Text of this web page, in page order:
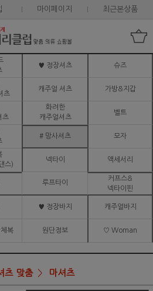
마이페이지 최근본상품
♥ 정장셔츠 슈즈
츠
캐주얼 셔츠 가방&지갑
츠
화려한
캐주얼셔츠
벨트
# 망사셔츠 모자
스)
넥타이 액세서리
루프타이
커프스&
넥타이핀
♥ 정장바지 캐주얼바지
복 원단정보 ♡ Woman
츠 맞춤 마셔츠